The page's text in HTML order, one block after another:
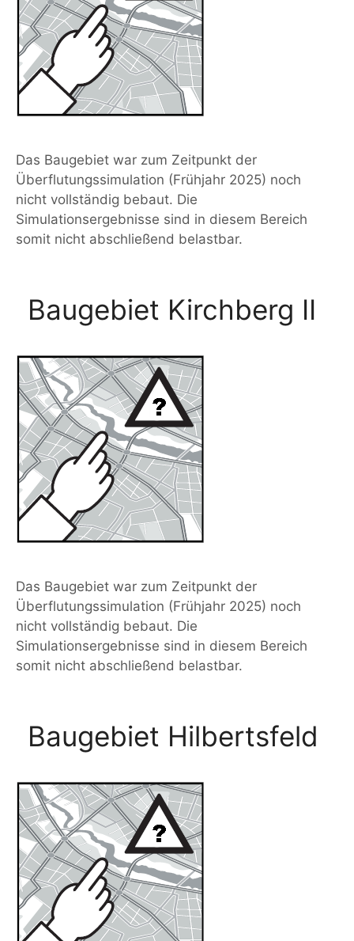
Das Baugebiet war zum Zeitpunkt der
Überflutungssimulation (Frühjahr 2025) noch
nicht vollständig bebaut. Die
Simulationsergebnisse sind in diesem Bereich
somit nicht abschließend belastbar.
Baugebiet Kirchberg II
Das Baugebiet war zum Zeitpunkt der
Überflutungssimulation (Frühjahr 2025) noch
nicht vollständig bebaut. Die
Simulationsergebnisse sind in diesem Bereich
somit nicht abschließend belastbar.
Baugebiet Hilbertsfeld